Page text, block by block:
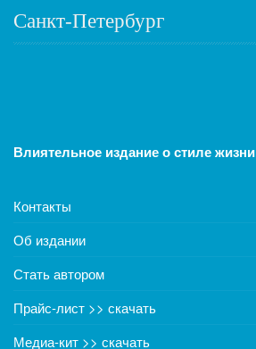
Санкт-Петербург
Влиятельное издание о стиле жизни
Контакты
Об издании
Стать автором
Прайс-лист >> скачать
Медиа-кит >> скачать